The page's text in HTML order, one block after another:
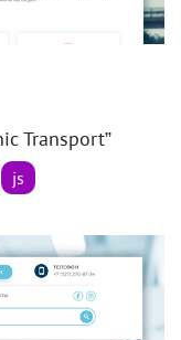
Transport”
js